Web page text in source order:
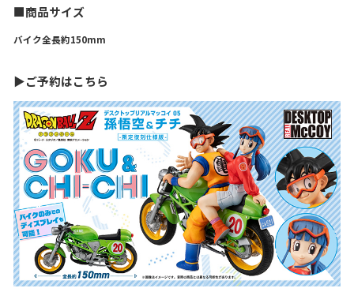
■商品サイズ
バイク全長約150mm
▶ご予約はこちら